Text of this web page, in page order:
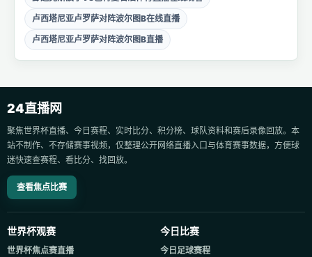
卢西塔尼亚卢罗萨对阵波尔图B在线直播
卢西塔尼亚卢罗萨对阵波尔图B直播
24直播网
聚焦世界杯直播、今日赛程、实时比分、积分榜、球队资料和赛后录像回放。本
站不制作、不存储赛事视频，仅整理公开网络直播入口与体育赛事数据，方便球
迷快速查赛程、看比分、找回放。
查看焦点比赛
世界杯观赛
世界杯焦点赛直播
今日比赛
今日足球赛程